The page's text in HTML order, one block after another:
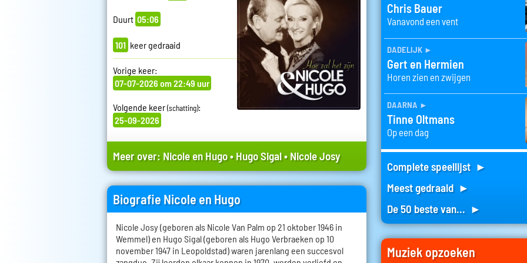
Duurt 05:06
101 keer gedraaid
Vorige keer:
07-07-2026 om 22:49 uur
Volgende keer(schatting):
25-09-2026
Meer over: Nicole en Hugo•Hugo Sigal•Nicole Josy
Biografie Nicole en Hugo
Nicole Josy (geboren als Nicole Van Palm op 21 oktober 1946 in
Wemmel) en Hugo Sigal (geboren als Hugo Verbraeken op 10
november 1947 in Leopoldstad) waren jarenlang een succesvol
Chris Bauer
Vanavond een vent
dadelijk ►
Gert en Hermien
Horen zien en zwijgen
daarna ►
Tinne Oltmans
Op een dag
Complete speellijst ►
Meest gedraaid ►
De 50 beste van... ►
Muziek opzoeken